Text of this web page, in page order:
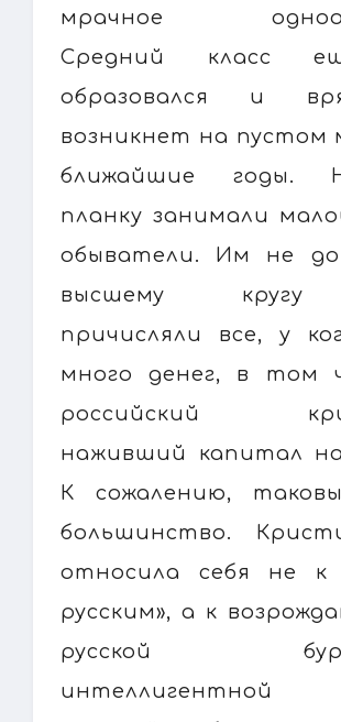
мрачное
Средний класс
образовался и
возникнет на пустом
ближайшие годы.
планку занимали
обыватели. Им не
высшему кругу
причисляли все, у
много денег, в том
российский
наживший капитал
К сожалению,
большинство.
относила себя не к
русским», а к
русской
интеллигентной